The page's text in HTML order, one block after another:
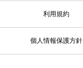
利用規約
個人情報保護方針